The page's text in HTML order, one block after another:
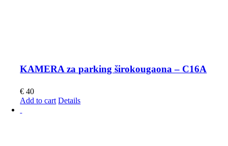
KAMERA za parking širokougaona – C16A
€ 40
Add to cart Details